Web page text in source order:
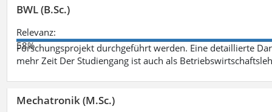
BWL (B.Sc.)
Relevanz:
58%
Forschungsprojekt durchgeführt werden. Eine detaillierte
mehr Zeit Der Studiengang ist auch als
Mechatronik (M.Sc.)